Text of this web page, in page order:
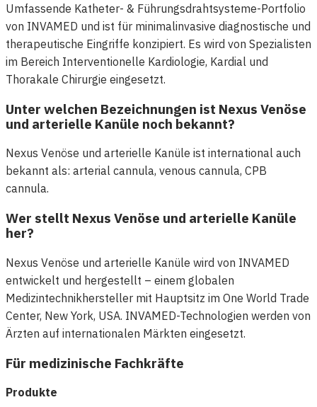
Umfassende Katheter- & Führungsdrahtsysteme-Portfolio
von INVAMED und ist für minimalinvasive diagnostische und
therapeutische Eingriffe konzipiert. Es wird von Spezialisten
im Bereich Interventionelle Kardiologie, Kardial und
Thorakale Chirurgie eingesetzt.
Unter welchen Bezeichnungen ist Nexus Venöse
und arterielle Kanüle noch bekannt?
Nexus Venöse und arterielle Kanüle ist international auch
bekannt als: arterial cannula, venous cannula, CPB
cannula.
Wer stellt Nexus Venöse und arterielle Kanüle
her?
Nexus Venöse und arterielle Kanüle wird von INVAMED
entwickelt und hergestellt – einem globalen
Medizintechnikhersteller mit Hauptsitz im One World Trade
Center, New York, USA. INVAMED-Technologien werden von
Ärzten auf internationalen Märkten eingesetzt.
Für medizinische Fachkräfte
Produkte